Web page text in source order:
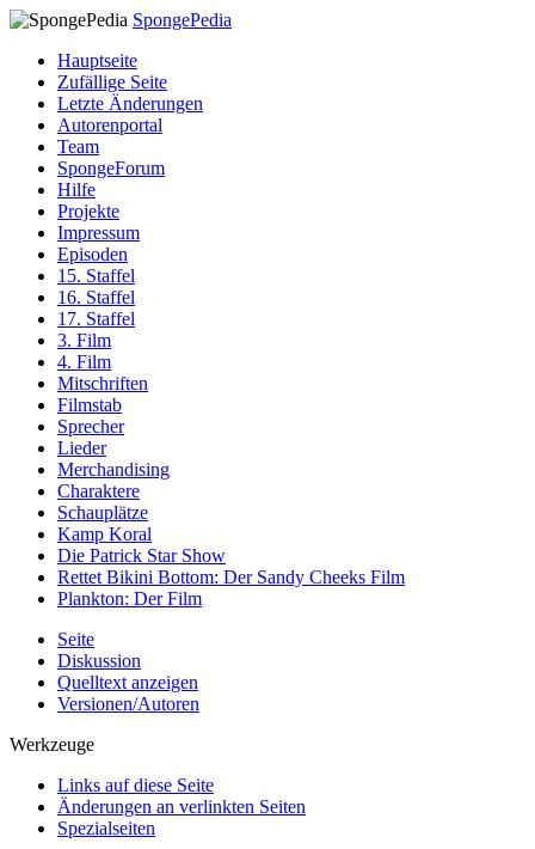
SpongePedia
Hauptseite
Zufällige Seite
Letzte Änderungen
Autorenportal
Team
SpongeForum
Hilfe
Projekte
Impressum
Episoden
15. Staffel
16. Staffel
17. Staffel
3. Film
4. Film
Mitschriften
Filmstab
Sprecher
Lieder
Merchandising
Charaktere
Schauplätze
Kamp Koral
Die Patrick Star Show
Rettet Bikini Bottom: Der Sandy Cheeks Film
Plankton: Der Film
Seite
Diskussion
Quelltext anzeigen
Versionen/Autoren
Werkzeuge
Links auf diese Seite
Änderungen an verlinkten Seiten
Spezialseiten